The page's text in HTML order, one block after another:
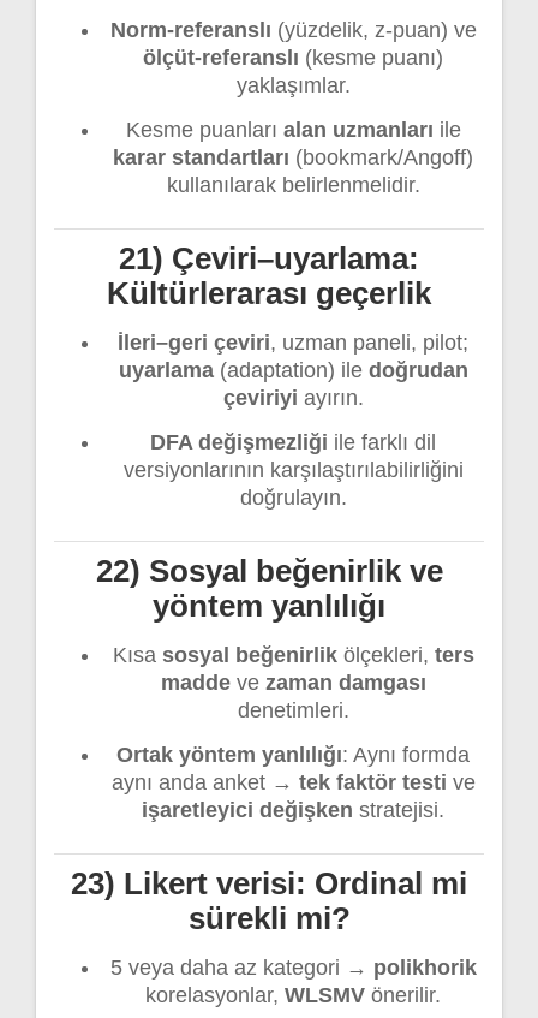
Norm-referanslı (yüzdelik, z-puan) ve
ölçüt-referanslı (kesme puanı)
yaklaşımlar.
Kesme puanları alan uzmanları ile
karar standartları (bookmark/Angoff)
kullanılarak belirlenmelidir.
21) Çeviri–uyarlama:
Kültürlerarası geçerlik
İleri–geri çeviri, uzman paneli, pilot;
uyarlama(adaptation) ile doğrudan
çeviriyi ayırın.
DFA değişmezliği ile farklı dil
versiyonlarının karşılaştırılabilirliğini
doğrulayın.
22) Sosyal beğenirlik ve
yöntem yanlılığı
Kısa sosyal beğenirlikölçekleri, ters
maddeve zaman damgası
denetimleri.
Ortak yöntem yanlılığı: Aynı formda
aynı anda anket → tek faktör testi ve
işaretleyici değişken stratejisi.
23) Likert verisi: Ordinal mi
sürekli mi?
5 veya daha az kategori → polikhorik
korelasyonlar, WLSMV önerilir.